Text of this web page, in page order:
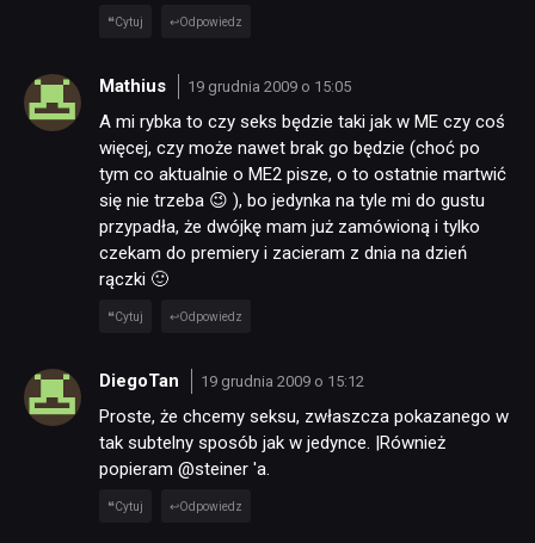
Cytuj Odpowiedz
Mathius 19 grudnia 2009 o 15:05
A mi rybka to czy seks będzie taki jak w ME czy coś
więcej, czy może nawet brak go będzie (choć po
tym co aktualnie o ME2 pisze, o to ostatnie martwić
się nie trzeba 😉 ), bo jedynka na tyle mi do gustu
przypadła, że dwójkę mam już zamówioną i tylko
czekam do premiery i zacieram z dnia na dzień
rączki 🙂
Cytuj Odpowiedz
DiegoTan 19 grudnia 2009 o 15:12
Proste, że chcemy seksu, zwłaszcza pokazanego w
tak subtelny sposób jak w jedynce. |Również
popieram @steiner 'a.
Cytuj Odpowiedz